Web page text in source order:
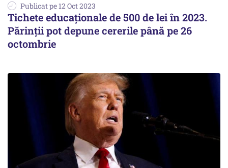
Publicat pe 12 Oct 2023
Tichete educaționale de 500 de lei în 2023.
Părinții pot depune cererile până pe 26
octombrie